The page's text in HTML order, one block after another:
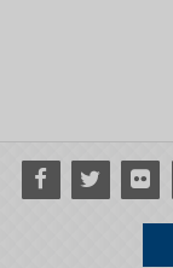
Facebook
Twitter Flickr